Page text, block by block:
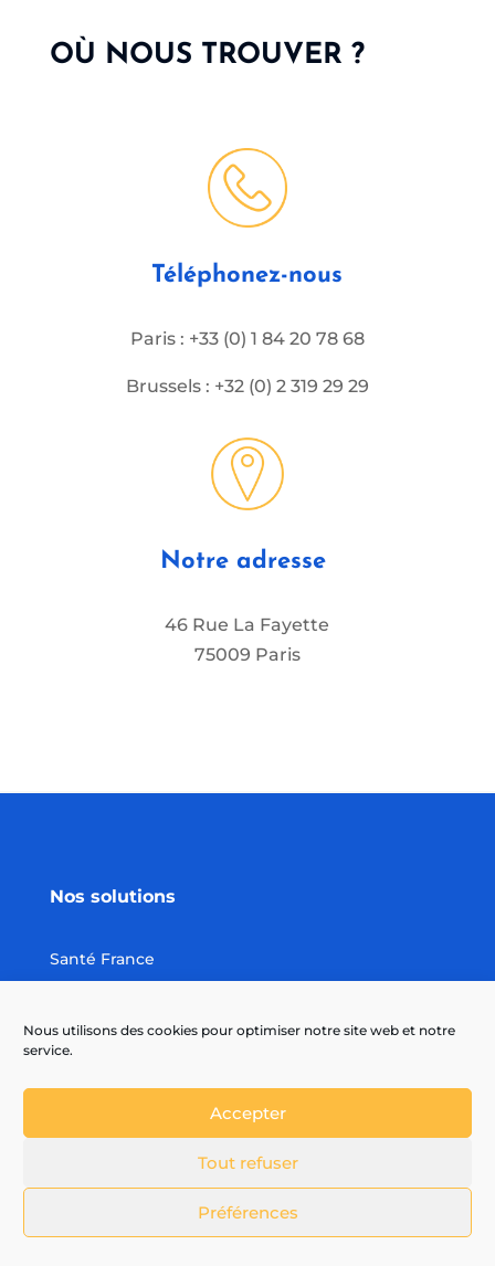
Nous utilisons des cookies pour optimiser notre site web et notre
service.
Accepter
Tout refuser
Préférences
OÙ NOUS TROUVER ?
Téléphonez-nous
Paris : +33 (0) 1 84 20 78 68
Brussels : +32 (0) 2 319 29 29
Notre adresse
46 Rue La Fayette
75009 Paris
Nos solutions
Santé France
Prévoyance Internationale
Individuelle Accident
Kidnapping et Rançon
Retraite Internationale